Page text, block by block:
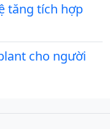
tăng tích hợp
cho người